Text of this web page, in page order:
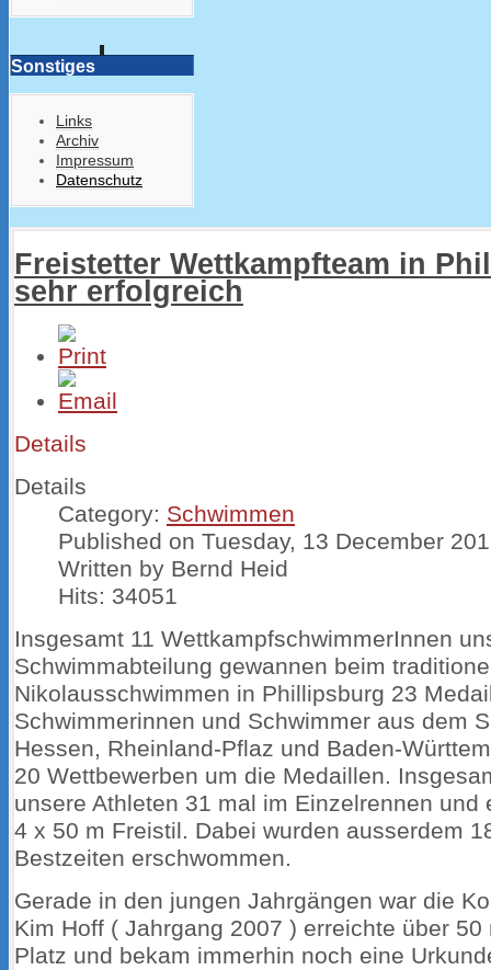
Sonstiges
Links
Archiv
Impressum
Datenschutz
Freistetter Wettkampfteam in
sehr erfolgreich
Details
Details
Category: Schwimmen
Published on Tuesday, 13 December
Written by Bernd Heid
Hits: 34051
Insgesamt 11 WettkampfschwimmerInnen
Schwimmabteilung gewannen beim
Nikolausschwimmen in Phillipsburg 23
Schwimmerinnen und Schwimmer aus dem
Hessen, Rheinland-Pflaz und Baden-
20 Wettbewerben um die Medaillen.
unsere Athleten 31 mal im Einzelrennen und
4 x 50 m Freistil. Dabei wurden ausserdem
Bestzeiten erschwommen.
Gerade in den jungen Jahrgängen war die
Kim Hoff ( Jahrgang 2007 ) erreichte über
Platz und bekam immerhin noch eine